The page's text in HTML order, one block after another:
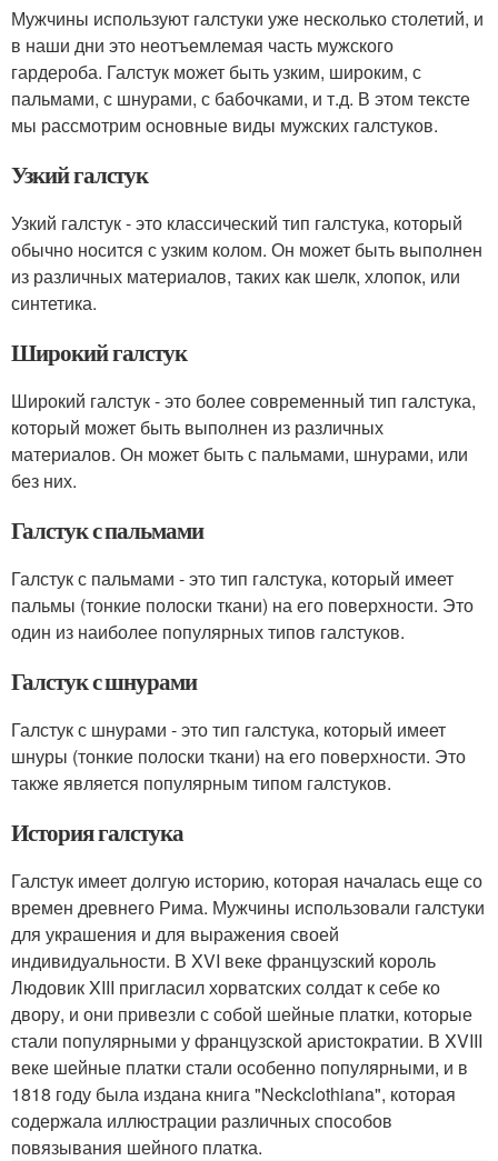
Мужчины используют галстуки уже несколько столетий, и
в наши дни это неотъемлемая часть мужского
гардероба. Галстук может быть узким, широким, с
пальмами, с шнурами, с бабочками, и т.д. В этом тексте
мы рассмотрим основные виды мужских галстуков.
Узкий галстук
Узкий галстук - это классический тип галстука, который
обычно носится с узким колом. Он может быть выполнен
из различных материалов, таких как шелк, хлопок, или
синтетика.
Широкий галстук
Широкий галстук - это более современный тип галстука,
который может быть выполнен из различных
материалов. Он может быть с пальмами, шнурами, или
без них.
Галстук с пальмами
Галстук с пальмами - это тип галстука, который имеет
пальмы (тонкие полоски ткани) на его поверхности. Это
один из наиболее популярных типов галстуков.
Галстук с шнурами
Галстук с шнурами - это тип галстука, который имеет
шнуры (тонкие полоски ткани) на его поверхности. Это
также является популярным типом галстуков.
История галстука
Галстук имеет долгую историю, которая началась еще со
времен древнего Рима. Мужчины использовали галстуки
для украшения и для выражения своей
индивидуальности. В XVI веке французский король
Людовик XIII пригласил хорватских солдат к себе ко
двору, и они привезли с собой шейные платки, которые
стали популярными у французской аристократии. В XVIII
веке шейные платки стали особенно популярными, и в
1818 году была издана книга "Neckclothiana", которая
содержала иллюстрации различных способов
повязывания шейного платка.